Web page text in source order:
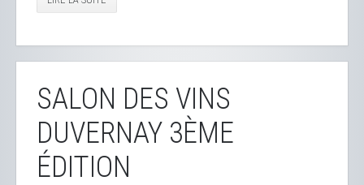
SALON DES VINS
DUVERNAY 3ÈME
ÉDITION